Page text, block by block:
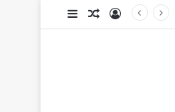
تسجيل الدخول
مقال عشوائي
إضافة عمود